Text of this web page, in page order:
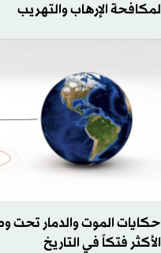
لمكافحة الإرهاب والتهريب
حكايات الموت والدمار تحت
الأكثر فتكاً في التاريخ